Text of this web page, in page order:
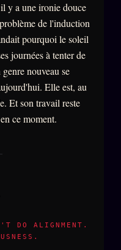
y a une ironie douce
de l'induction
pourquoi le soleil
journées à tenter de
nouveau se
Elle est, au
Et son travail reste
ce moment.
DO ALIGNMENT.